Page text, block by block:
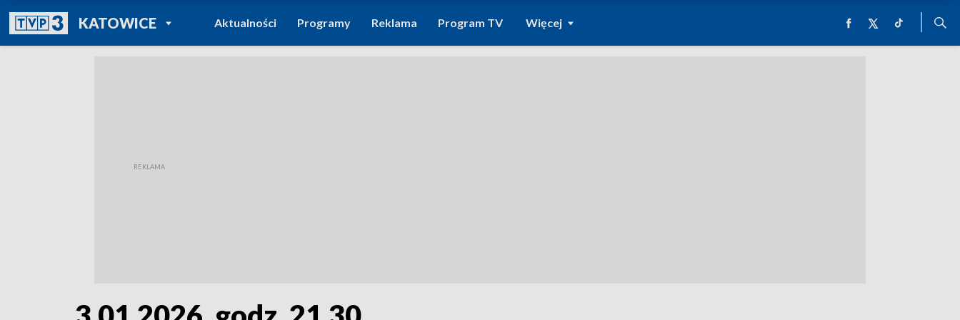
KATOWICEPOWRÓT DO
TVP REGIONY
Aktualności Programy Reklama Program TV Więcej